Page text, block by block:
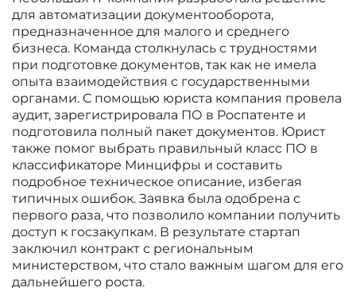
для автоматизации документооборота,
предназначенное для малого и среднего
бизнеса. Команда столкнулась с трудностями
при подготовке документов, так как не имела
опыта взаимодействия с государственными
органами. С помощью юриста компания провела
аудит, зарегистрировала ПО в Роспатенте и
подготовила полный пакет документов. Юрист
также помог выбрать правильный класс ПО в
классификаторе Минцифры и составить
подробное техническое описание, избегая
типичных ошибок. Заявка была одобрена с
первого раза, что позволило компании получить
доступ к госзакупкам. В результате стартап
заключил контракт с региональным
министерством, что стало важным шагом для его
дальнейшего роста.